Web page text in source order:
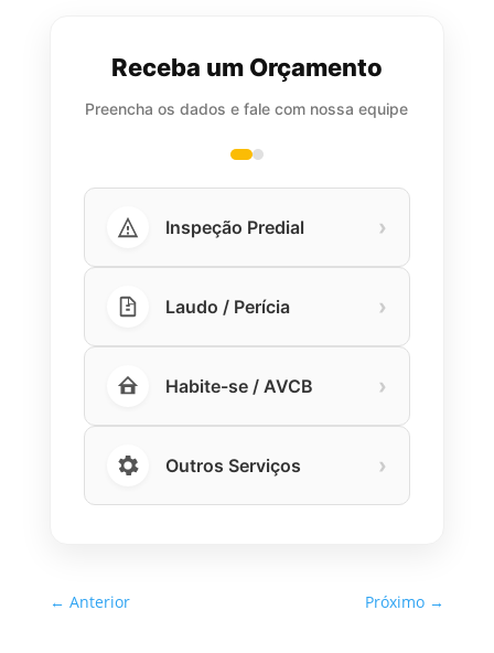
Receba um Orçamento
Preencha os dados e fale com nossa equipe
Inspeção Predial ›
Laudo / Perícia ›
Habite-se / AVCB ›
Outros Serviços ›
← Anterior Próximo →